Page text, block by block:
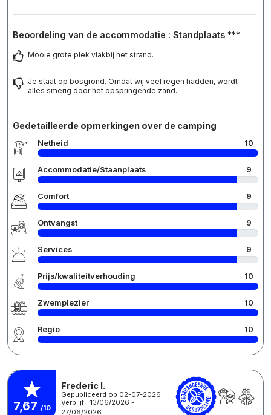
Beoordeling van de accommodatie : Standplaats ***
Mooie grote plek vlakbij het strand.
Je staat op bosgrond. Omdat wij veel regen hadden, wordt
alles smerig door het opspringende zand.
Gedetailleerde opmerkingen over de camping
Netheid 10
Accommodatie/Staanplaats 9
Comfort 9
Ontvangst 9
Services 9
Prijs/kwaliteitverhouding 10
Zwemplezier 10
Regio 10
7,67 /10
Frederic I.
Gepubliceerd op 02-07-2026
Verblijf : 13/06/2026 -
27/06/2026